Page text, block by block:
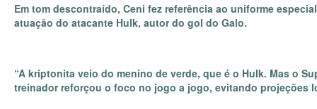
Em tom descontraído, Ceni fez referência ao uniforme
atuação do atacante Hulk, autor do gol do Galo.
“A kriptonita veio do menino de verde, que é o Hulk. Mas o
treinador reforçou o foco no jogo a jogo, evitando projeções